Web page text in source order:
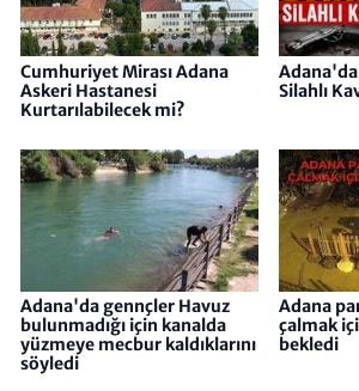
Cumhuriyet Mirası Adana
Askeri Hastanesi
Kurtarılabilecek mi?
Adana'da
Silahlı
Adana'da gennçler Havuz
bulunmadığı için kanalda
yüzmeye mecbur kaldıklarını
söyledi
Adana
çalmak
bekledi